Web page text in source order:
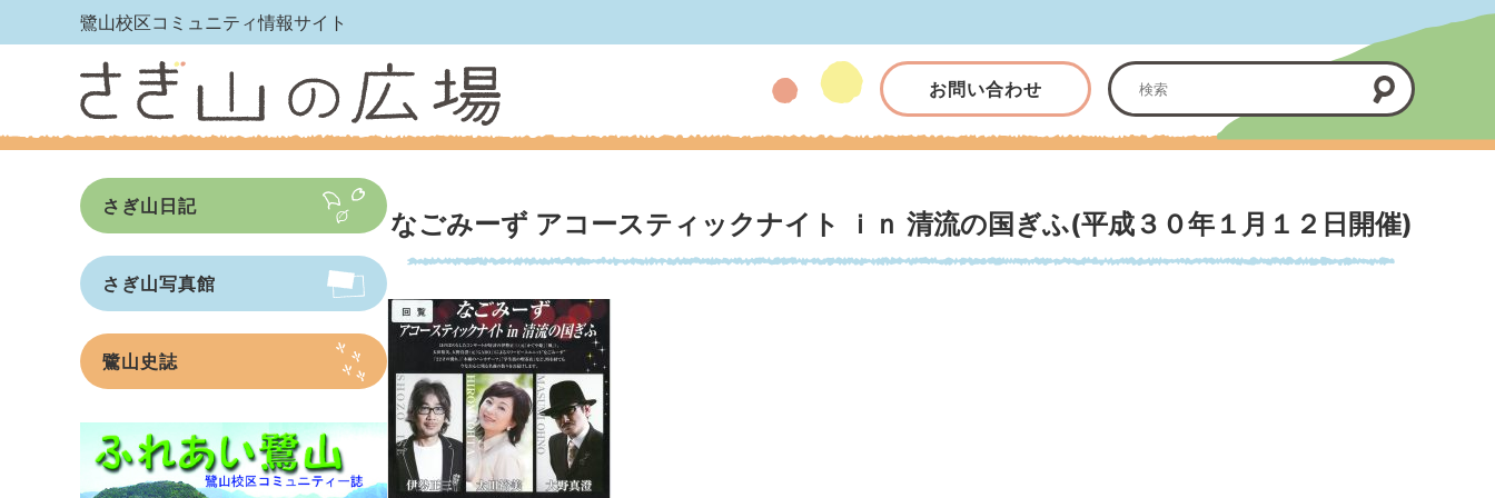
鷺山校区コミュニティ情報サイト
お問い合わせ
なごみーず アコースティックナイト ｉｎ 清流の国ぎふ(平成３０年１月１２日開催)
さぎ山日記
さぎ山写真館
鷺山史誌